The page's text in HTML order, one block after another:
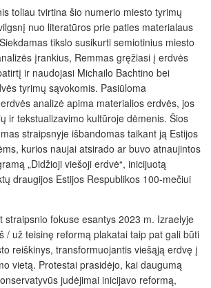
toliau tvirtina šio numerio miesto tyrimų
nuo literatūros prie paties materialaus
tikslo susikurti semiotinius miesto
įrankius, Remmas gręžiasi į erdvės
ir naudojasi Michailo Bachtino bei
tyrimų sąvokomis. Pasiūloma
analizė apima materialios erdvės, jos
ir tekstualizavimo kultūroje dėmenis. Šios
straipsnyje išbandomas taikant ją Estijos
kurios naujai atsirado ar buvo atnaujintos
„Didžioji viešoji erdvė“, inicijuotą
draugijos Estijos Respublikos 100-mečiui
straipsnio fokuse esantys 2023 m. Izraelyje
/ už teisinę reformą plakatai taip pat gali būti
reiškinys, transformuojantis viešąją erdvę į
vietą. Protestai prasidėjo, kai daugumą
judėjimai inicijavo reformą,